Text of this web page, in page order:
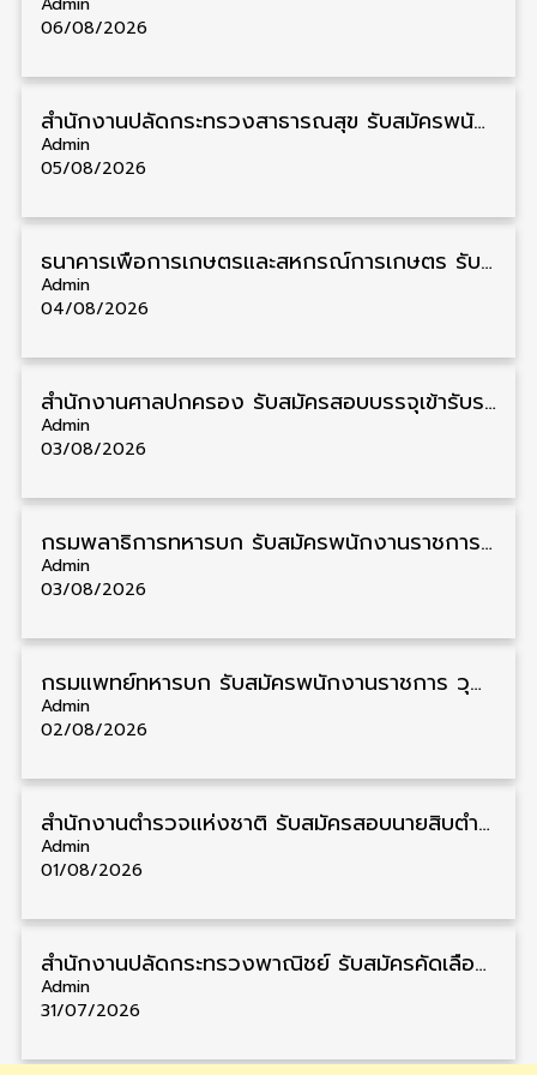
06/08/2026
สำนักงานปลัดกระทรวงสาธารณสุข รับสมัครพนักงานราชการรูปแบบพิเศษ วุฒิ ปวส./ป.ตรี 102 อัตรา รับสมัคร 17 – 28 สิงหาคม
Admin
05/08/2026
ธนาคารเพื่อการเกษตรและสหกรณ์การเกษตร รับสมัครบุคคลเพื่อเป็นผู้ช่วยพนักงาน วุฒิ ป.ตรี 5 อัตรา รับสมัคร 4 – 14 สิงหาคม
Admin
04/08/2026
สํานักงานศาลปกครอง รับสมัครสอบบรรจุเข้ารับราชการ วุฒิ ป.ตรี 72 อัตรา รับสมัคร 31 สิงหาคม – 18 กันยายน
Admin
03/08/2026
กรมพลาธิการทหารบก รับสมัครพนักงานราชการ วุฒิ ม.3/ม.6/ปวช. 66 อัตรา รับสมัคร 10 – 17 สิงหาคม
Admin
03/08/2026
กรมแพทย์ทหารบก รับสมัครพนักงานราชการ วุฒิ ม.3/ม.6/ปวช./ปวท./ปวส. 6 อัตรา รับสมัคร 3 – 7 สิงหาคม
Admin
02/08/2026
สำนักงานตำรวจแห่งชาติ รับสมัครสอบนายสิบตำรวจ วุฒิ ม.6/ปวช. 6,000 อัตรา รับสมัคร 8 – 19 สิงหาคม
Admin
01/08/2026
สำนักงานปลัดกระทรวงพาณิชย์ รับสมัครคัดเลือกพนักงานราชการ วุฒิ ปวส./ป.ตรี 11 อัตรา รับสมัคร 10 – 21 สิงหาคม
Admin
31/07/2026